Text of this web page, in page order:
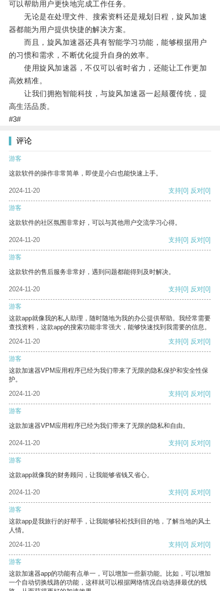
可以帮助用户更快地完成工作任务。
无论是在处理文件、搜索资料还是规划日程，旋风加速
器都能为用户提供快捷的解决方案。
而且，旋风加速器还具有智能学习功能，能够根据用户
的习惯和需求，不断优化提升自身的效率。
使用旋风加速器，不仅可以省时省力，还能让工作更加
高效精准。
让我们拥抱智能科技，与旋风加速器一起颠覆传统，提
高生活品质。
#3#
评论
游客
这款软件的操作非常简单，即使是小白也能快速上手。
2024-11-20 支持[0] 反对[0]
游客
这款软件的社区氛围非常好，可以与其他用户交流学习心得。
2024-11-20 支持[0] 反对[0]
游客
这款软件的售后服务非常好，遇到问题都能得到及时解决。
2024-11-20 支持[0] 反对[0]
游客
这款app就像我的私人助理，随时随地为我的办公提供帮助。我经常需要
查找资料，这款app的搜索功能非常强大，能够快速找到我需要的信息。
2024-11-20
支持[0] 反对[0]
游客
这款加速器VPM应用程序已经为我们带来了无限的隐私保护和安全性保
护。
2024-11-20
支持[0] 反对[0]
游客
这款加速器VPM应用程序已经为我们带来了无限的隐私和自由。
2024-11-20 支持[0] 反对[0]
游客
这款app就像我的财务顾问，让我能够省钱又省心。
2024-11-20 支持[0] 反对[0]
游客
这款app是我旅行的好帮手，让我能够轻松找到目的地，了解当地的风土
人情。
2024-11-20
支持[0] 反对[0]
游客
这款加速器app的功能有点单一，可以增加一些新功能。比如，可以增加
一个自动切换线路的功能，这样就可以根据网络情况自动选择最优的线